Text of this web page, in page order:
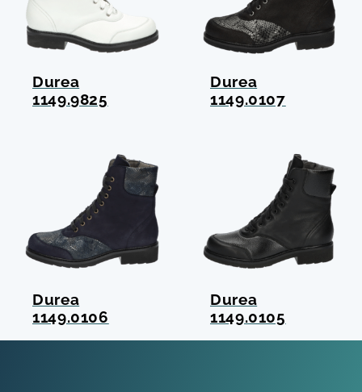
Durea
1149.9825
Durea
1149.0107
Durea
1149.0106
Durea
1149.0105